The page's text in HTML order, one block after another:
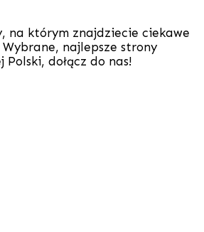
na którym znajdziecie ciekawe
najlepsze strony
dołącz do nas!